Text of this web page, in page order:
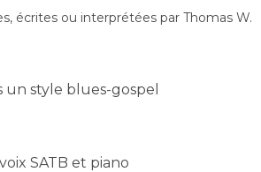
écrites ou interprétées par Thomas W.
style blues-gospel
SATB et piano